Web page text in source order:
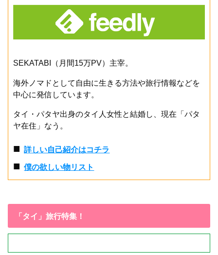
SEKATABI（月間15万PV）主宰。
海外ノマドとして自由に生きる方法や旅行情報などを
中心に発信しています。
タイ・パタヤ出身のタイ人女性と結婚し、現在「パタ
ヤ在住」なう。
■詳しい自己紹介はコチラ
■僕の欲しい物リスト
「タイ」旅行特集！